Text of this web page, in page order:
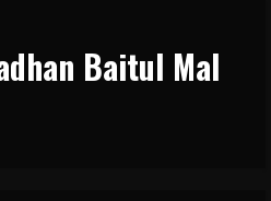
Baitul Mal